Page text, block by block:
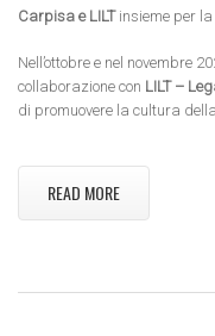
Carpisa e LILTinsieme per la
Nell’ottobre e nel novembre
collaborazione con LILT –
di promuovere la cultura
READ MORE